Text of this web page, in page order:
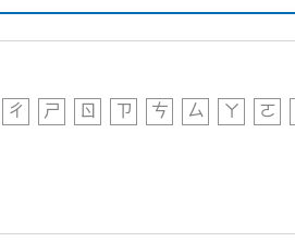
ㄔ ㄕ ㄖ ㄗ ㄘ ㄙ ㄚ ㄛ